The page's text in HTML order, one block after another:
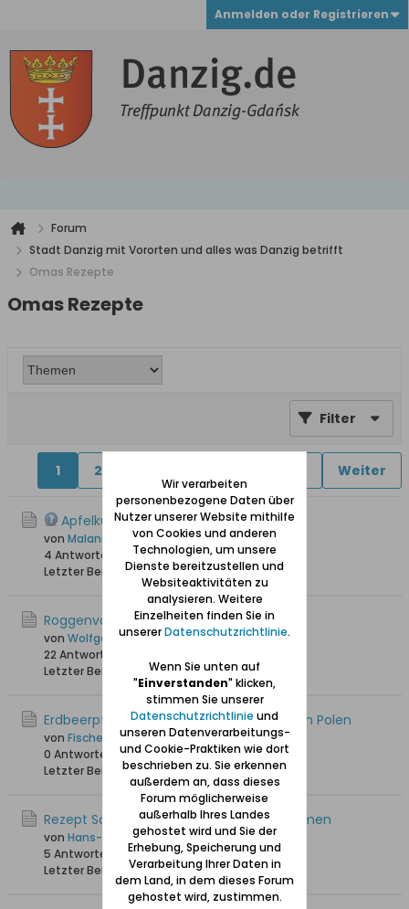
Anmelden oder Registrieren
Forum
Stadt Danzig mit Vororten und alles was Danzig betrifft
Omas Rezepte
Omas Rezepte
Filter
1 2 Weiter
Apfelkuchen - hab da mal eine Frage!
von Malani
4 Antworten
23.067 Hits0 Likes
Letzter Beitrag09.01.2026, 14:00
Roggenvollkornbrot mit Sauerteig
von Wolfgang
22 Antworten
Letzter Beitrag
08.02.2024, 18:09
Erdbeerpfannkuchen aus der Kaschubei in Polen
von Fischersjung
0 Antworten
3.766 Hits0 Likes
Letzter Beitrag30.07.2023, 11:17
Rezept Schweinerippchen mit Backpflaumen
von Hans-Joachim
5 Antworten
5.733 Hits0 Likes
Letzter Beitrag
11.12.2022, 09:59
Wir verarbeiten
personenbezogene Daten über
Nutzer unserer Website mithilfe
von Cookies und anderen
Technologien, um unsere
Dienste bereitzustellen und
Websiteaktivitäten zu
analysieren. Weitere
Einzelheiten finden Sie in
unsererDatenschutzrichtlinie.
Wenn Sie unten auf
"Einverstanden" klicken,
stimmen Sie unserer
Datenschutzrichtlinie und
unseren Datenverarbeitungs-
und Cookie-Praktiken wie dort
beschrieben zu. Sie erkennen
außerdem an, dass dieses
Forum möglicherweise
außerhalb Ihres Landes
gehostet wird und Sie der
Erhebung, Speicherung und
Verarbeitung Ihrer Daten in
dem Land, in dem dieses Forum
gehostet wird, zustimmen.